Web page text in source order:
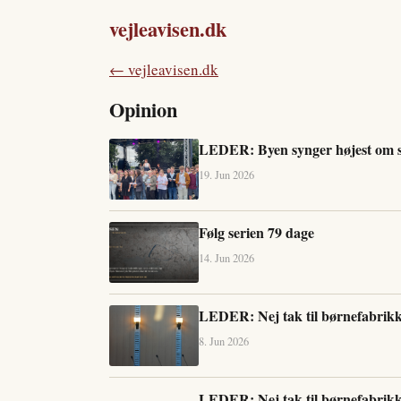
vejleavisen.dk
← vejleavisen.dk
Opinion
LEDER: Byen synger højest om
19. Jun 2026
Følg serien 79 dage
14. Jun 2026
LEDER: Nej tak til
8. Jun 2026